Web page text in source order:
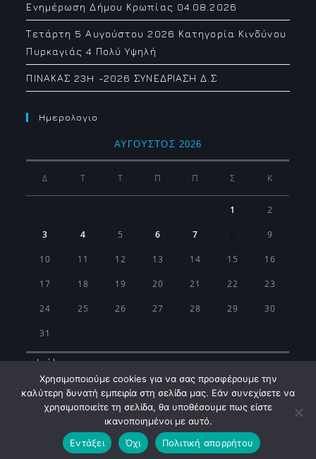
Ενημέρωση Δήμου Κρωπίας 04.08.2026
Τετάρτη 5 Αυγούστου 2026 Κατηγορία Κινδύνου
Πυρκαγιάς 4 Πολύ Υψηλή
ΠΙΝΑΚΑΣ 23H -2026 ΣΥΝΕΔΡΙΑΣΗ Δ.Σ
Ημερολογιο
ΑΎΓΟΥΣΤΟΣ 2026
Δ Τ Τ Π Π Σ Κ
1 2
3 4 5 6 7 9
10 11 12 13 14 15 16
17 18 19 20 21 22 23
24 25 26 27 28 29 30
31
« Ιούλ
Municipality of Koropi © 2026
Χρησιμοποιούμε cookies για να σας προσφέρουμε την
καλύτερη δυνατή εμπειρία στη σελίδα μας. Εάν συνεχίσετε να
χρησιμοποιείτε τη σελίδα, θα υποθέσουμε πως είστε
ικανοποιημένοι με αυτό.
Εντάξει
Όχι Πολιτική απορρήτου